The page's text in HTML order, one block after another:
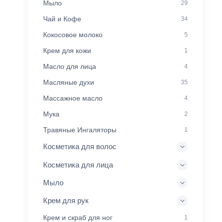
Мыло 29
Чай и Кофе 34
Кокосовое молоко 5
Крем для кожи 1
Масло для лица 4
Масляные духи 35
Массажное масло 4
Мука 2
Травяные Ингаляторы 1
Косметика для волос
Косметика для лица
Мыло
Крем для рук
Крем и скраб для ног 1